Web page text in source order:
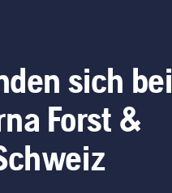
sich bei
Forst &